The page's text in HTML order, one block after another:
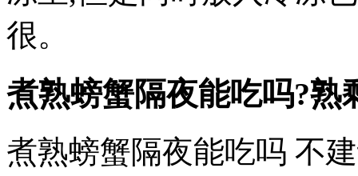
很。
煮熟螃蟹隔夜能吃吗?熟
煮熟螃蟹隔夜能吃吗 不